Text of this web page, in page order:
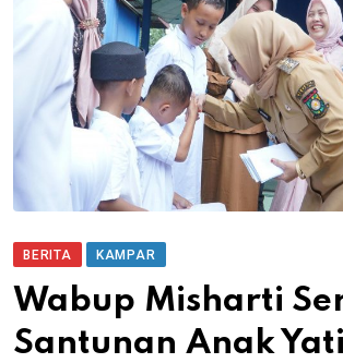
BERITA KAMPAR
Wabup Misharti
Santunan Anak